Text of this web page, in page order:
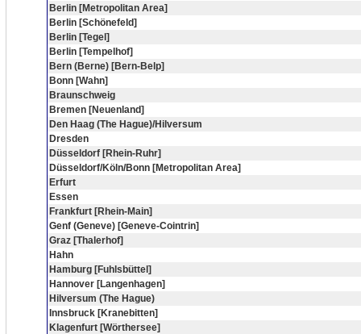
Berlin [Metropolitan Area]
Berlin [Schönefeld]
Berlin [Tegel]
Berlin [Tempelhof]
Bern (Berne) [Bern-Belp]
Bonn [Wahn]
Braunschweig
Bremen [Neuenland]
Den Haag (The Hague)/Hilversum
Dresden
Düsseldorf [Rhein-Ruhr]
Düsseldorf/Köln/Bonn [Metropolitan Area]
Erfurt
Essen
Frankfurt [Rhein-Main]
Genf (Geneve) [Geneve-Cointrin]
Graz [Thalerhof]
Hahn
Hamburg [Fuhlsbüttel]
Hannover [Langenhagen]
Hilversum (The Hague)
Innsbruck [Kranebitten]
Klagenfurt [Wörthersee]